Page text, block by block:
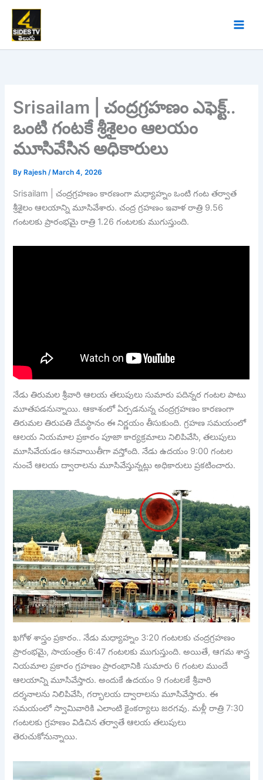
Skip
content
Srisailam | చంద్రగ్రహణం ఎఫెక్ట్‌..
ఒంటి గంటకే శ్రీశైలం ఆలయం
మూసివేసిన అధికారులు
By Rajesh/ March 4, 2026
Srisailam | చంద్రగ్రహణం కారణంగా మధ్యాహ్నం ఒంటి గంట తర్వాత
శ్రీశైలం ఆలయాన్ని మూసివేశారు. చంద్ర గ్రహణం ఇవాళ రాత్రి 9.56
గంటలకు ప్రారంభమై రాత్రి 1.26 గంటలకు ముగుస్తుంది.
నేడు తిరుమల శ్రీవారి ఆలయ తలుపులు సుమారు పదిన్నర గంటల పాటు
మూతపడనున్నాయి. ఆకాశంలో ఏర్పడనున్న చంద్రగ్రహణం కారణంగా
తిరుమల తిరుపతి దేవస్థానం ఈ నిర్ణయం తీసుకుంది. గ్రహణ సమయంలో
ఆలయ నియమాల ప్రకారం పూజా కార్యక్రమాలు నిలిపివేసి, తలుపులు
మూసివేయడం ఆనవాయితీగా వస్తోంది. నేడు ఉదయం 9:00 గంటల
నుంచే ఆలయ ద్వారాలను మూసివేస్తున్నట్లు అధికారులు ప్రకటించారు.
ఖగోళ శాస్త్రం ప్రకారం.. నేడు మధ్యాహ్నం 3:20 గంటలకు చంద్రగ్రహణం
ప్రారంభమై, సాయంత్రం 6:47 గంటలకు ముగుస్తుంది. అయితే, ఆగమ శాస్త్ర
నియమాల ప్రకారం గ్రహణం ప్రారంభానికి సుమారు 6 గంటల ముందే
ఆలయాన్ని మూసివేస్తారు. అందుకే ఉదయం 9 గంటలకే శ్రీవారి
దర్శనాలను నిలిపివేసి, గర్భాలయ ద్వారాలను మూసివేస్తారు. ఈ
సమయంలో స్వామివారికి ఎలాంటి కైంకర్యాలు జరగవు. మళ్లీ రాత్రి 7:30
గంటలకు గ్రహణం విడిచిన తర్వాతే ఆలయ తలుపులు
తెరుచుకోనున్నాయి.